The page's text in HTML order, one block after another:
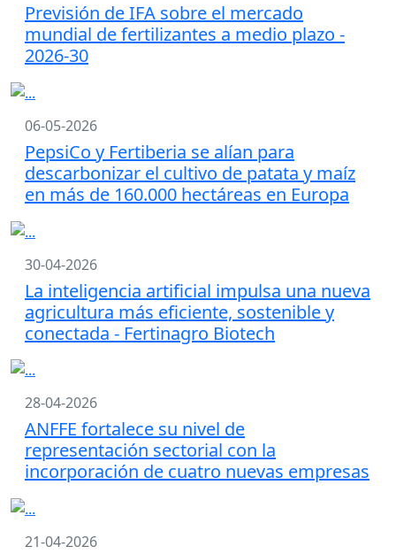
Previsión de IFA sobre el mercado
mundial de fertilizantes a medio plazo -
2026-30
06-05-2026
PepsiCo y Fertiberia se alían para
descarbonizar el cultivo de patata y maíz
en más de 160.000 hectáreas en Europa
30-04-2026
La inteligencia artificial impulsa una nueva
agricultura más eficiente, sostenible y
conectada - Fertinagro Biotech
28-04-2026
ANFFE fortalece su nivel de
representación sectorial con la
incorporación de cuatro nuevas empresas
21-04-2026